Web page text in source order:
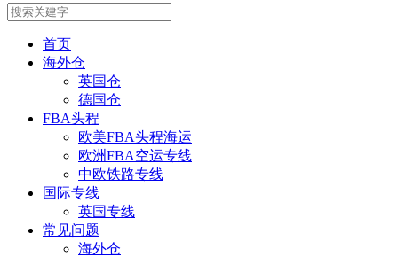
首页
海外仓
英国仓
德国仓
FBA头程
欧美FBA头程海运
欧洲FBA空运专线
中欧铁路专线
国际专线
英国专线
常见问题
海外仓